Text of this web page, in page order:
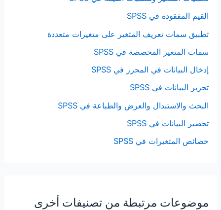
القيم المفقودة في SPSS
تطبيق سمات تعريف المتغير على متغيرات متعددة
سمات المتغير المخصصة في SPSS
إدخال البيانات في المحرر في SPSS
تحرير البيانات في SPSS
البحث والاستبدال والعرض والطباعة في SPSS
تحضير البيانات في SPSS
خصائص المتغيرات في SPSS
موضوعات مرتبطة من تصنيفات أخرى